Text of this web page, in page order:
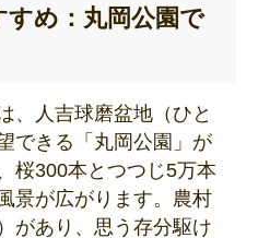
め：丸岡公園で
、人吉球磨盆地（ひと
できる「丸岡公園」が
桜300本とつつじ5万本
景が広がります。農村
があり、思う存分駆け